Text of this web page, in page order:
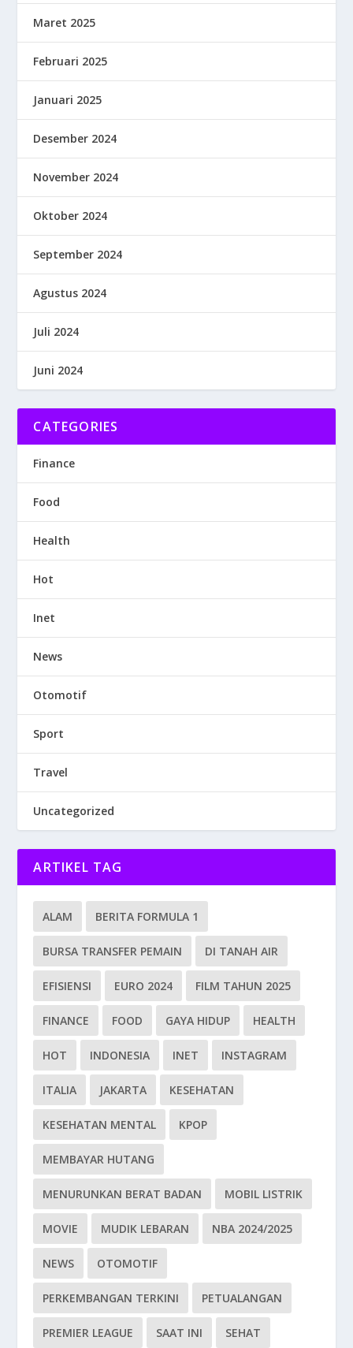
Maret 2025
Februari 2025
Januari 2025
Desember 2024
November 2024
Oktober 2024
September 2024
Agustus 2024
Juli 2024
Juni 2024
CATEGORIES
Finance
Food
Health
Hot
Inet
News
Otomotif
Sport
Travel
Uncategorized
ARTIKEL TAG
ALAM BERITA FORMULA 1
BURSA TRANSFER PEMAIN DI TANAH AIR
EFISIENSI EURO 2024 FILM TAHUN 2025
FINANCE FOOD GAYA HIDUP HEALTH
HOT INDONESIA INET INSTAGRAM
ITALIA JAKARTA KESEHATAN
KESEHATAN MENTAL KPOP
MEMBAYAR HUTANG
MENURUNKAN BERAT BADAN MOBIL LISTRIK
MOVIE MUDIK LEBARAN NBA 2024/2025
NEWS OTOMOTIF
PERKEMBANGAN TERKINI PETUALANGAN
PREMIER LEAGUE SAAT INI SEHAT